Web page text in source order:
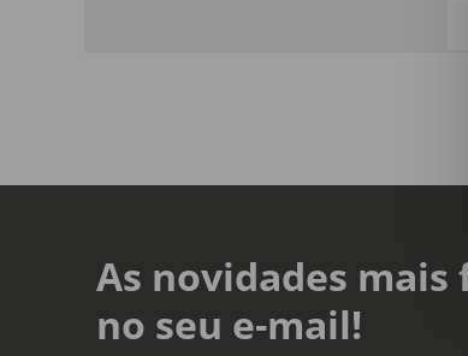
As novidades mais
no seu e-mail!